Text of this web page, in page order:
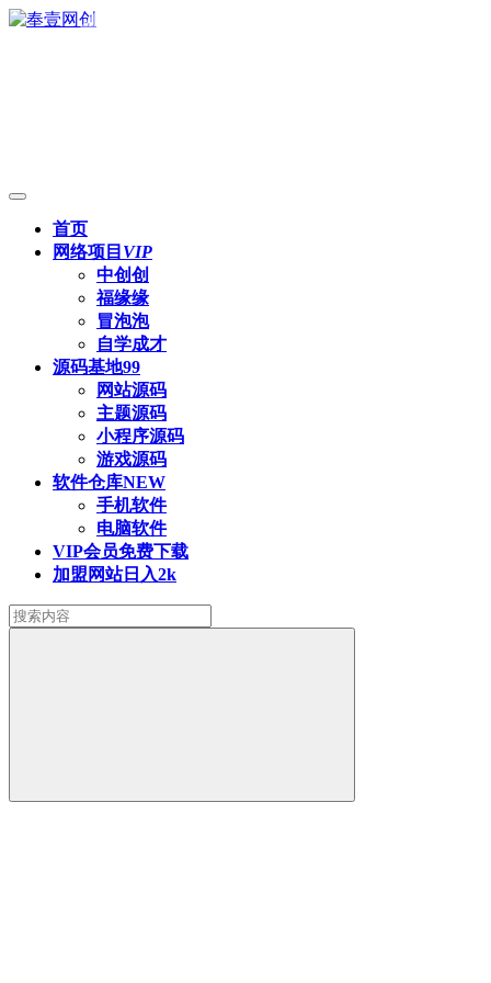
首页
网络项目 VIP
中创创
福缘缘
冒泡泡
自学成才
源码基地99
网站源码
主题源码
小程序源码
游戏源码
软件仓库NEW
手机软件
电脑软件
VIP会员免费下载
加盟网站日入2k